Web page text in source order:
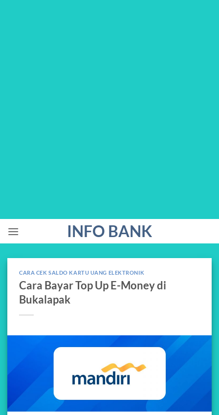
INFO BANK
CARA CEK SALDO KARTU UANG ELEKTRONIK
Cara Bayar Top Up E-Money di
Bukalapak